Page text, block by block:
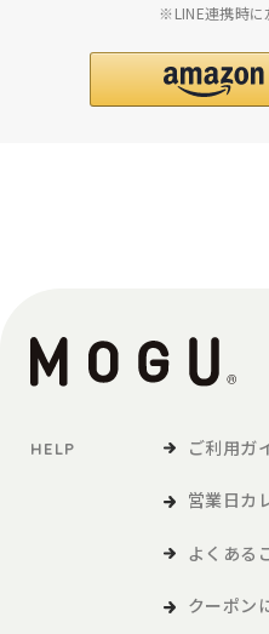
※LINE連携時に
HELP ご利用ガ
営業日カ
よくある
クーポン